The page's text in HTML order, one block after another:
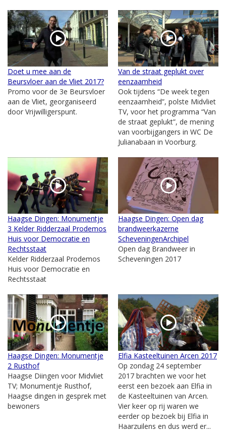
Doet u mee aan de
Beursvloer aan de Vliet 2017?
Promo voor de 3e Beursvloer
aan de Vliet, georganiseerd
door Vrijwilligerspunt.
Van de straat geplukt over
eenzaamheid
Ook tijdens “De week tegen
eenzaamheid”, polste Midvliet
TV, voor het programma “Van
de straat geplukt”, de mening
van voorbijgangers in WC De
Julianabaan in Voorburg.
Haagse Dingen: Monumentje
3 Kelder Ridderzaal Prodemos
Huis voor Democratie en
Rechtsstaat
Kelder Ridderzaal Prodemos
Huis voor Democratie en
Rechtsstaat
Haagse Dingen: Open dag
brandweerkazerne
ScheveningenArchipel
Open dag Brandweer in
Scheveningen 2017
Haagse Dingen: Monumentje
2 Rusthof
Haagse Diingen voor Midvliet
TV; Monumentje Rusthof,
Haagse dingen in gesprek met
bewoners
Elfia Kasteeltuinen Arcen 2017
Op zondag 24 september
2017 brachten we voor het
eerst een bezoek aan Elfia in
de Kasteeltuinen van Arcen.
Vier keer op rij waren we
eerder op bezoek bij Elfia in
Haarzuilens en dus werd er...